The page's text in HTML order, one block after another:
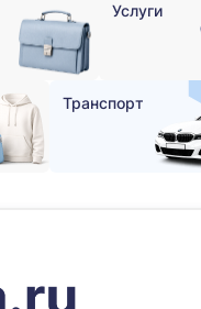
Услуги
Транспорт